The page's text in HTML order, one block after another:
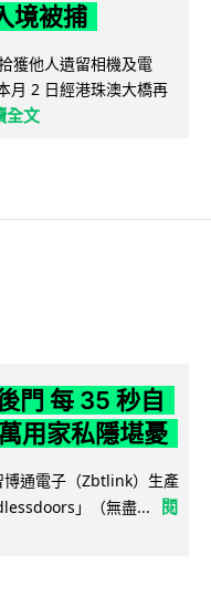
境被捕
獲他人遺留相機及電
月 2 日經港珠澳大橋再
全文
門 每 35 秒自
用家私隱堪憂
通電子（Zbtlink）生產
」（無盡...
閱